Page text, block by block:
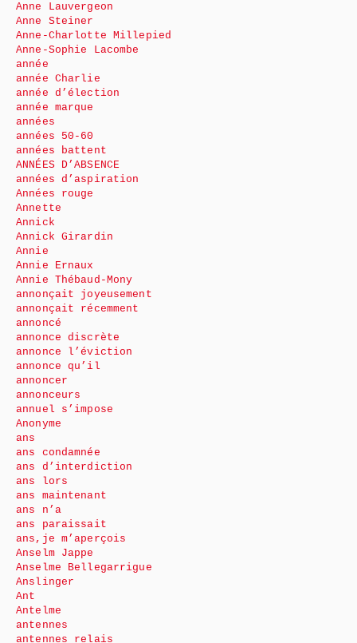
Anne Lauvergeon
Anne Steiner
Anne-Charlotte Millepied
Anne-Sophie Lacombe
année
année Charlie
année d’élection
année marque
années
années 50-60
années battent
ANNÉES D’ABSENCE
années d’aspiration
Années rouge
Annette
Annick
Annick Girardin
Annie
Annie Ernaux
Annie Thébaud-Mony
annonçait joyeusement
annonçait récemment
annoncé
annonce discrète
annonce l’éviction
annonce qu’il
annoncer
annonceurs
annuel s’impose
Anonyme
ans
ans condamnée
ans d’interdiction
ans lors
ans maintenant
ans n’a
ans paraissait
ans,je m’aperçois
Anselm Jappe
Anselme Bellegarrigue
Anslinger
Ant
Antelme
antennes
antennes relais